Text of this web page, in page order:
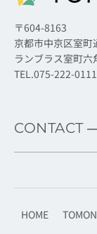
〒604-8163
京都市中京区室
ランブラス室町六
TEL.075-222-0111
CONTACT
HOME